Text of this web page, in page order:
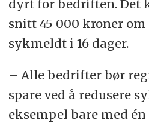
dyrt for bedriften. Det
snitt 45 000 kroner om
sykmeldt i 16 dager.
– Alle bedrifter bør
spare ved å redusere
eksempel bare med én